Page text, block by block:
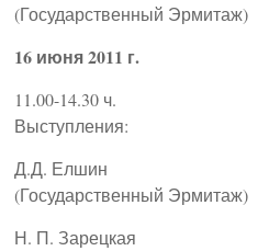
(Государственный Эрмитаж)
16 июня 2011 г.
11.00-14.30 ч.
Выступления:
Д.Д. Елшин
(Государственный Эрмитаж)
Н. П. Зарецкая